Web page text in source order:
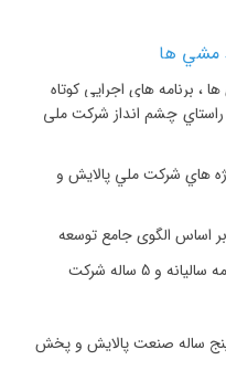
مشي ها
، برنامه هاي اجرايي كوتاه
چشم انداز شرکت ملی
هاي شركت ملي پالايش و
اساس الگوی جامع توسعه
5 ساله شركت
ساله صنعت پالايش و پخش